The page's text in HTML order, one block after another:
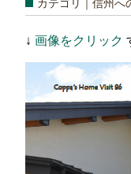
カテゴリ｜信州へ
↓ 画像をクリック